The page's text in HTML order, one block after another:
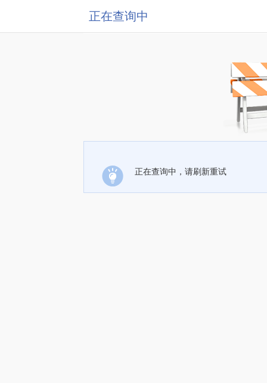
正在查询中
正在查询中，请刷新重试